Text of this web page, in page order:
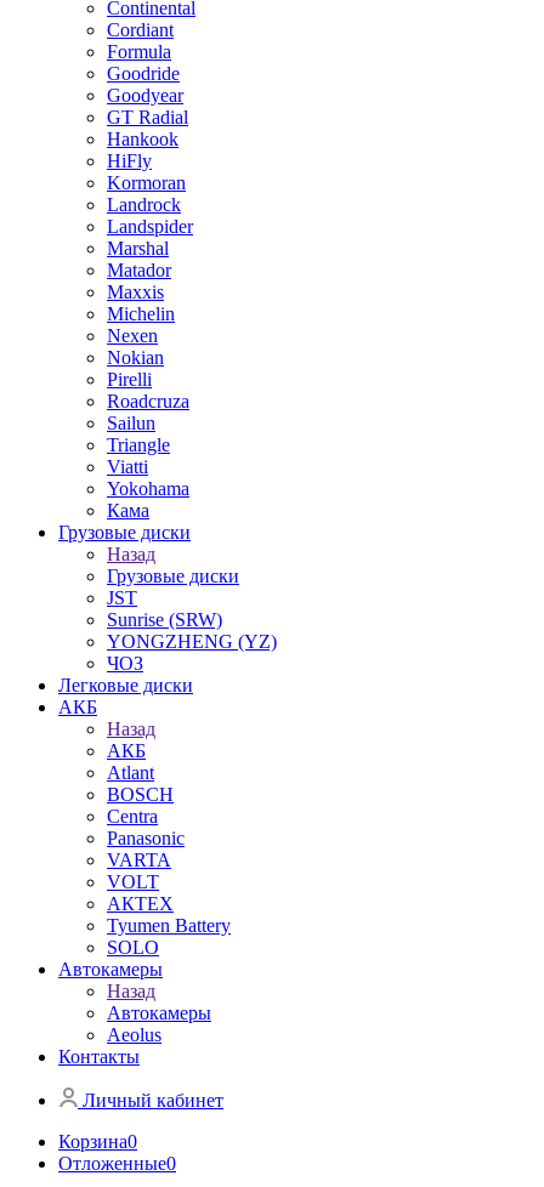
Continental
Cordiant
Formula
Goodride
Goodyear
GT Radial
Hankook
HiFly
Kormoran
Landrock
Landspider
Marshal
Matador
Maxxis
Michelin
Nexen
Nokian
Pirelli
Roadcruza
Sailun
Triangle
Viatti
Yokohama
Кама
Грузовые диски
Назад
Грузовые диски
JST
Sunrise (SRW)
YONGZHENG (YZ)
ЧОЗ
Легковые диски
АКБ
Назад
АКБ
Atlant
BOSCH
Centra
Panasonic
VARTA
VOLT
АКТЕХ
Tyumen Battery
SOLO
Автокамеры
Назад
Автокамеры
Aeolus
Контакты
Личный кабинет
Корзина0
Отложенные0